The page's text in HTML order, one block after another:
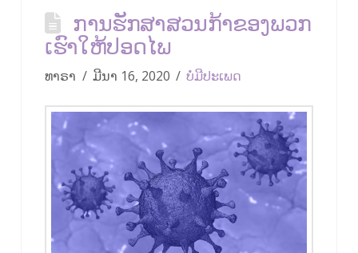
ການຮັກສາສວນກ້າຂອງພວກ
ເຮົາໃຫ້ປອດໄພ
ທາຣາ ມີນາ 16, 2020 ບໍ່ມີປະເພດ